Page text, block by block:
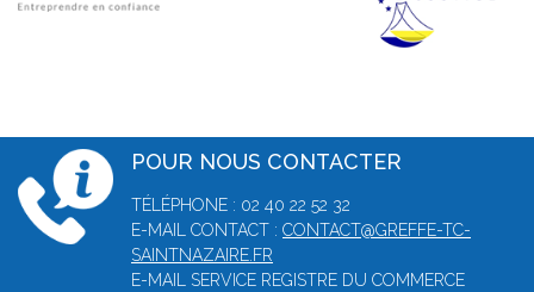
POUR NOUS CONTACTER
TÉLÉPHONE : 02 40 22 52 32
E-MAIL CONTACT : CONTACT@GREFFE-TC-
SAINTNAZAIRE.FR
E-MAIL SERVICE REGISTRE DU COMMERCE